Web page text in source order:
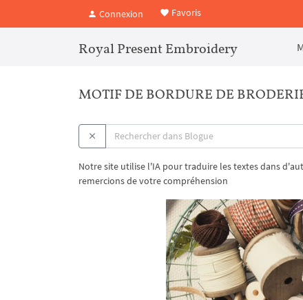
Connexion Favoris
Royal Present Embroidery
MOTIF DE BORDURE DE
Notre site utilise l'IA pour traduire les textes dans
remercions de votre compréhension